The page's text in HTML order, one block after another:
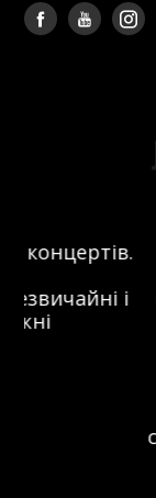
Це
не менш
того,
в